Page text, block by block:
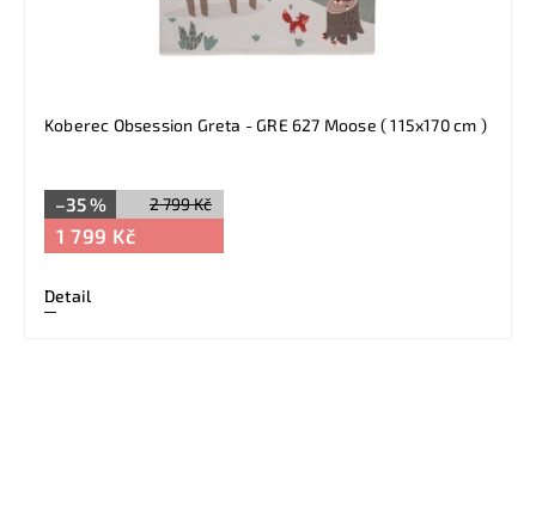
Koberec Obsession Greta - GRE 627 Moose ( 115x170 cm )
2 799 Kč
–35 %
1 799 Kč
Detail